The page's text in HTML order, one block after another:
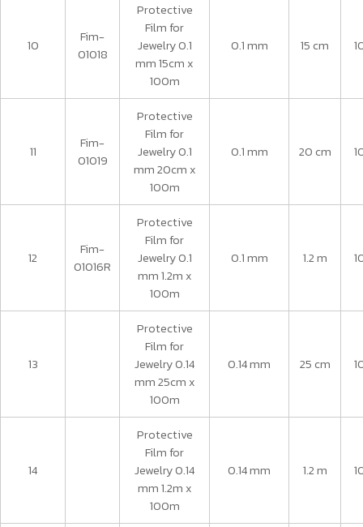
10
Fim-
01018
Protective
Film for
Jewelry 0.1
mm 15cm x
100m
0.1 mm 15 cm
11
Fim-
01019
Protective
Film for
Jewelry 0.1
mm 20cm x
100m
0.1 mm 20 cm
12
Fim-
01016R
Protective
Film for
Jewelry 0.1
mm 1.2m x
100m
0.1 mm 1.2 m
13
Protective
Film for
Jewelry 0.14
mm 25cm x
100m
0.14 mm 25 cm
14
Protective
Film for
Jewelry 0.14
mm 1.2m x
100m
0.14 mm 1.2 m